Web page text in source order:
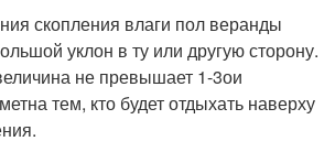
скопления влаги пол веранды
уклон в ту или другую сторону.
не превышает 1-3ои
тем, кто будет отдыхать наверху